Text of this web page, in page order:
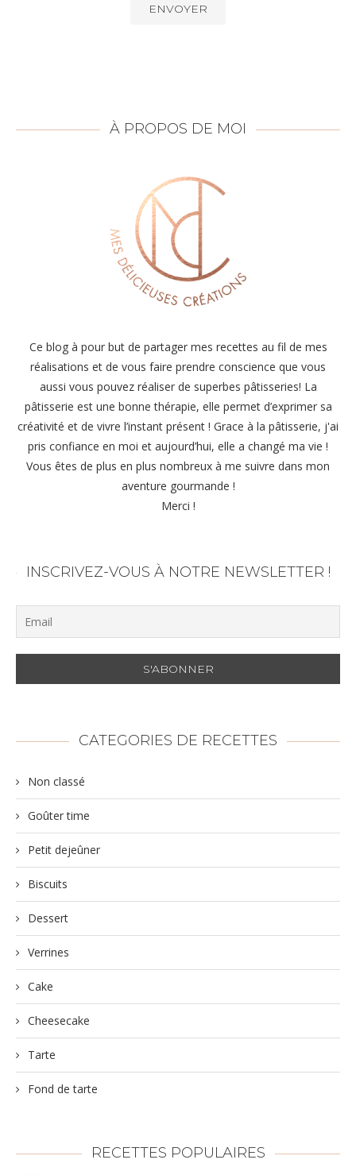
À PROPOS DE MOI
Ce blog à pour but de partager mes recettes au fil de mes
réalisations et de vous faire prendre conscience que vous
aussi vous pouvez réaliser de superbes pâtisseries! La
pâtisserie est une bonne thérapie, elle permet d’exprimer sa
créativité et de vivre l’instant présent ! Grace à la pâtisserie, j'ai
pris confiance en moi et aujourd’hui, elle a changé ma vie !
Vous êtes de plus en plus nombreux à me suivre dans mon
aventure gourmande !
Merci !
INSCRIVEZ-VOUS À NOTRE NEWSLETTER !
CATEGORIES DE RECETTES
Non classé
Goûter time
Petit dejeûner
Biscuits
Dessert
Verrines
Cake
Cheesecake
Tarte
Fond de tarte
RECETTES POPULAIRES